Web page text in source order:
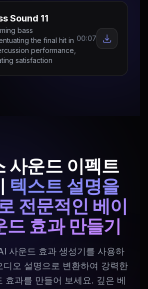
Sound 11
bass
the final hit in
performance,
satisfaction
00:07
사운드 이펙트
텍스트 설명을
전문적인 베이
드 효과 만들기
사운드 효과 생성기를 사용하
디오 설명으로 변환하여 강력한
효과를 만들어 보세요. 깊은 베